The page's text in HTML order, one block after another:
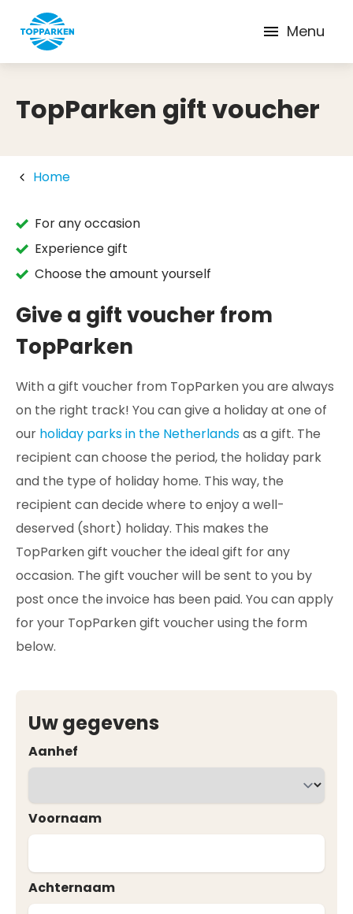
Menu
TopParken gift voucher
Home
For any occasion
Experience gift
Choose the amount yourself
Give a gift voucher from
TopParken
With a gift voucher from TopParken you are always
on the right track! You can give a holiday at one of
our holiday parks in the Netherlandsas a gift. The
recipient can choose the period, the holiday park
and the type of holiday home. This way, the
recipient can decide where to enjoy a well-
deserved (short) holiday. This makes the
TopParken gift voucher the ideal gift for any
occasion. The gift voucher will be sent to you by
post once the invoice has been paid. You can apply
for your TopParken gift voucher using the form
below.
Uw gegevens
Aanhef
Voornaam
Achternaam